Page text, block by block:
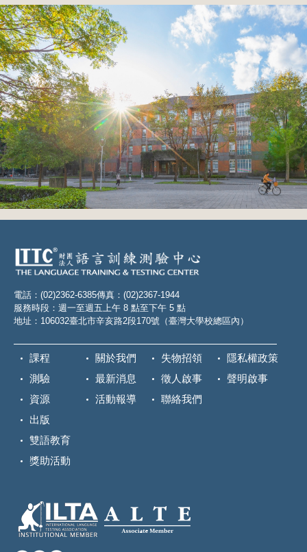
電話：(02)2362-6385傳真：(02)2367-1944
服務時段：週一至週五上午 8 點至下午 5 點
地址：106032臺北市辛亥路2段170號（臺灣大學校總區內）
課程
測驗
資源
出版
雙語教育
獎助活動
關於我們
最新消息
活動報導
失物招領
徵人啟事
聯絡我們
隱私權政策
聲明啟事